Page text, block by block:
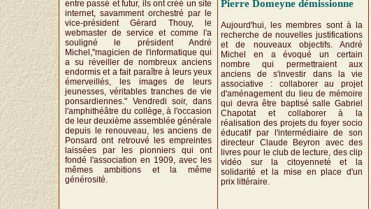
entre passé et futur, ils ont créé un site
internet, savamment orchestré par le
vice-président Gérard Thouy, le
webmaster de service et comme l'a
souligné le président André
Michel,"magicien de l'informatique qui
a su réveiller de nombreux anciens
endormis et a fait paraître à leurs yeux
émerveillés, les images de leurs
jeunesses, véritables tranches de vie
ponsardiennes." Vendredi soir, dans
l'amphithéâtre du collège, à l'occasion
de leur deuxième assemblée générale
depuis le renouveau, les anciens de
Ponsard ont retrouvé les empreintes
laissées par les pionniers qui ont
fondé l'association en 1909, avec les
mêmes ambitions et la même
générosité.
Pierre Domeyne démissionne
Aujourd'hui, les membres sont à la
recherche de nouvelles justifications
et de nouveaux objectifs. André
Michel en a évoqué un certain
nombre qui permettraient aux
anciens de s'investir dans la vie
associative : collaborer au projet
d'aménagement du lieu de mémoire
qui devra être baptisé salle Gabriel
Chapotat et collaborer à la
réalisation des projets du foyer socio
éducatif par l'intermédiaire de son
directeur Claude Beyron avec des
livres pour le club de lecture, des clip
vidéo sur la citoyenneté et la
solidarité et la mise en place d'un
prix littéraire.